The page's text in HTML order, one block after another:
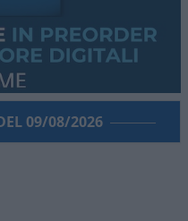
09/08/2026